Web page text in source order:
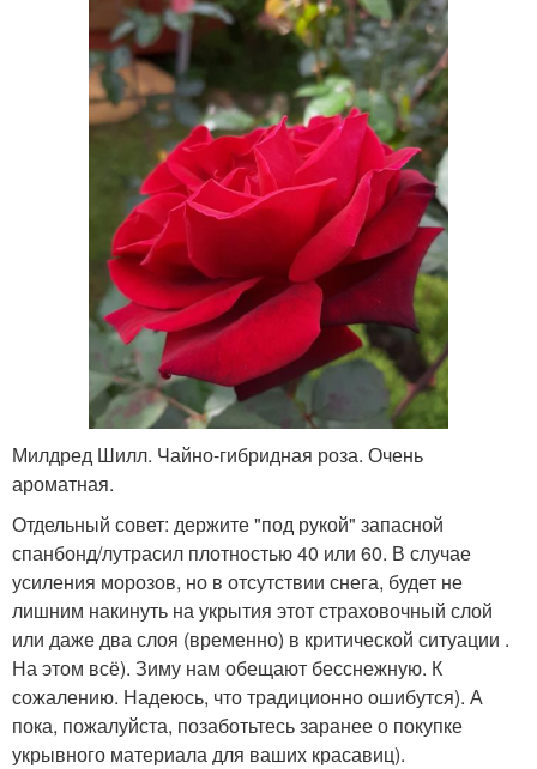
Милдред Шилл. Чайно-гибридная роза. Очень
ароматная.
Отдельный совет: держите "под рукой" запасной
спанбонд/лутрасил плотностью 40 или 60. В случае
усиления морозов, но в отсутствии снега, будет не
лишним накинуть на укрытия этот страховочный слой
или даже два слоя (временно) в критической ситуации .
На этом всё). Зиму нам обещают бесснежную. К
сожалению. Надеюсь, что традиционно ошибутся). А
пока, пожалуйста, позаботьтесь заранее о покупке
укрывного материала для ваших красавиц).